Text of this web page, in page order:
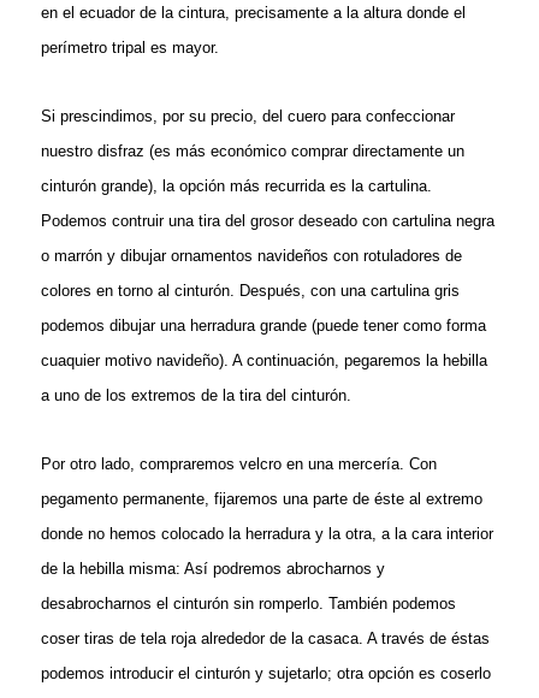
en el ecuador de la cintura, precisamente a la altura donde el
perímetro tripal es mayor.
Si prescindimos, por su precio, del cuero para confeccionar
nuestro disfraz (es más económico comprar directamente un
cinturón grande), la opción más recurrida es la cartulina.
Podemos contruir una tira del grosor deseado con cartulina negra
o marrón y dibujar ornamentos navideños con rotuladores de
colores en torno al cinturón. Después, con una cartulina gris
podemos dibujar una herradura grande (puede tener como forma
cuaquier motivo navideño). A continuación, pegaremos la hebilla
a uno de los extremos de la tira del cinturón.
Por otro lado, compraremos velcro en una mercería. Con
pegamento permanente, fijaremos una parte de éste al extremo
donde no hemos colocado la herradura y la otra, a la cara interior
de la hebilla misma: Así podremos abrocharnos y
desabrocharnos el cinturón sin romperlo. También podemos
coser tiras de tela roja alrededor de la casaca. A través de éstas
podemos introducir el cinturón y sujetarlo; otra opción es coserlo